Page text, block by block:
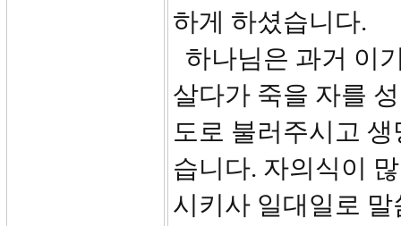
하게 하셨습니다.
하나님은 과거 이
살다가 죽을 자를
도로 불러주시고
습니다. 자의식이
시키사 일대일로